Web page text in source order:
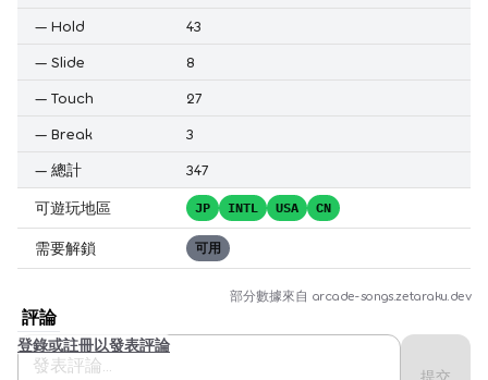
— Hold
43
— Slide
8
— Touch
27
— Break
3
— 總計 347
可遊玩地區 JP INTL USA CN
需要解鎖 可用
部分數據來自 arcade-songs.zetaraku.dev
評論
登錄或註冊以發表評論